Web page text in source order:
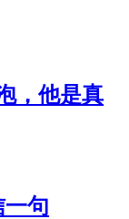
，他是真
句